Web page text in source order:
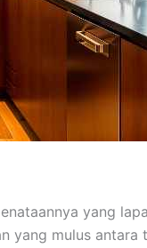
yang
yang mulus